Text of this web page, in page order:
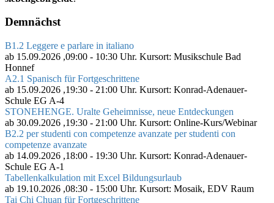
Demnächst
B1.2 Leggere e parlare in italiano
ab 15.09.2026 ,09:00 - 10:30 Uhr. Kursort: Musikschule Bad
Honnef
A2.1 Spanisch für Fortgeschrittene
ab 15.09.2026 ,19:30 - 21:00 Uhr. Kursort: Konrad-Adenauer-
Schule EG A-4
STONEHENGE. Uralte Geheimnisse, neue Entdeckungen
ab 30.09.2026 ,19:30 - 21:00 Uhr. Kursort: Online-Kurs/Webinar
B2.2 per studenti con competenze avanzate per studenti con
competenze avanzate
ab 14.09.2026 ,18:00 - 19:30 Uhr. Kursort: Konrad-Adenauer-
Schule EG A-1
Tabellenkalkulation mit Excel Bildungsurlaub
ab 19.10.2026 ,08:30 - 15:00 Uhr. Kursort: Mosaik, EDV Raum
Tai Chi Chuan für Fortgeschrittene